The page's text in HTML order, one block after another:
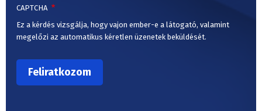
CAPTCHA
Ez a kérdés vizsgálja, hogy vajon ember-e a látogató, valamint
megelőzi az automatikus kéretlen üzenetek beküldését.